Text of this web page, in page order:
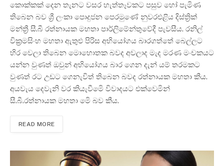
කොක්කක් දෙන තැනට වසර හැත්තෑවකට පසුව හෝ පැමිණ
තිබෙන බව ශ්‍රී ලංකා පොදුජන පෙරමුණේ නුවරඑළිය දිස්ත්‍රික්
මන්ත්‍රී සී.බී රත්නායක මහතා පාර්ලිමේන්තුවේදී පැවසීය. රනිල්
වික්‍රමසිංහ මහතා ඇතුළු පිරිස අභියෝගය බාරගත්තේ බෙල්ලට
හිර වෙලා තිබෙන මොහොතක බවද අවලාද මැද මරණ මංචකයට
යන්න වුණත් ඔවුන් අභියෝගය බාර ගෙන දැන් යම් තරමකට
වුණත් රට උඩට ගෙනැවිත් තිබෙන බවද රත්නායක මහතා කීය.
අයවැය දෙවැනි වර කියැවීමෙි විවාදයට එක්වෙමින්
සී.බී.රත්නායක මහතා මෙි බව කීය.
READ MORE